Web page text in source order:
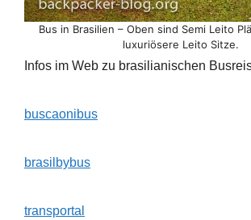
Bus in Brasilien – Oben sind Semi Leito
luxuriösere Leito Sitze.
Infos im Web zu brasilianischen
buscaonibus
brasilbybus
transportal